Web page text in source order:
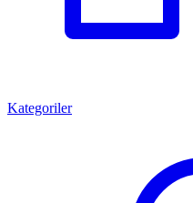
Kategoriler